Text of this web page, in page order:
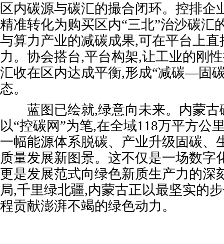
区内碳源与碳汇的撮合闭环。控排企
精准转化为购买区内“三北”治沙碳汇
与算力产业的减碳成果,可在平台上
力。协会搭台,平台构架,让工业的刚
汇收在区内达成平衡,形成“减碳—固
态。
蓝图已绘就,绿意向未来。内蒙古
以“控碳网”为笔,在全域118万平方公
一幅能源体系脱碳、产业升级固碳、
质量发展新图景。这不仅是一场数字
更是发展范式向绿色新质生产力的深
局,千里绿北疆,内蒙古正以最坚实的
程贡献澎湃不竭的绿色动力。